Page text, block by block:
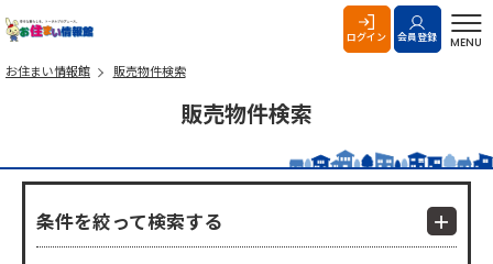
ログイン 会員登録 MENU
お住まい情報館 販売物件検索
販売物件検索
条件を絞って検索する